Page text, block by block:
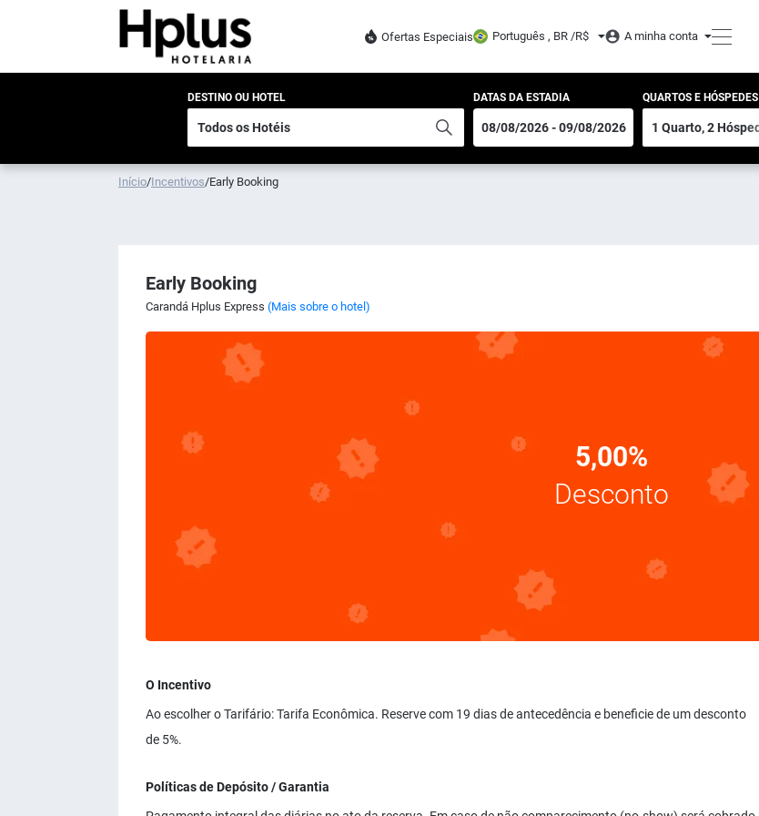
Ofertas Especiais Português , BR /R$ A minha conta
DESTINO OU HOTEL DATAS DA ESTADIA QUARTOS E HÓSPEDES
Início/Incentivos/Early Booking
Early Booking
Carandá Hplus Express (Mais sobre o hotel)
5,00%
Desconto
O Incentivo
Ao escolher o Tarifário: Tarifa Econômica. Reserve com 19 dias de antecedência e beneficie de um desconto
de 5%.
Políticas de Depósito / Garantia